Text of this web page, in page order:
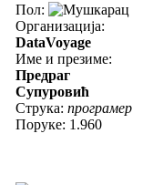
Пол:
Организација:
DataVoyage
Име и презиме:
Предраг
Супуровић
Струка: програмер
Поруке: 1.960